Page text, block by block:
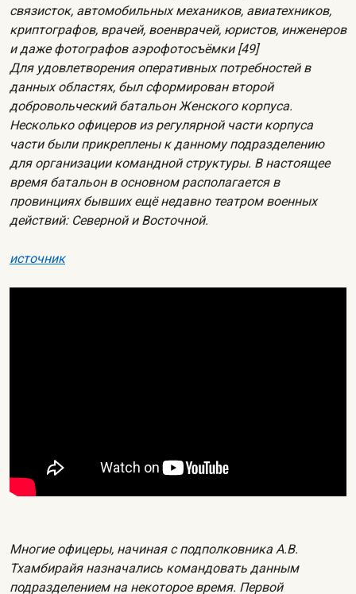
связисток, автомобильных механиков, авиатехников,
криптографов, врачей, военврачей, юристов, инженеров
и даже фотографов аэрофотосъёмки [49]
Для удовлетворения оперативных потребностей в
данных областях, был сформирован второй
добровольческий батальон Женского корпуса.
Несколько офицеров из регулярной части корпуса
части были прикреплены к данному подразделению
для организации командной структуры. В настоящее
время батальон в основном располагается в
провинциях бывших ещё недавно театром военных
действий: Северной и Восточной.
источник
Многие офицеры, начиная с подполковника А.В.
Тхамбирайя назначались командовать данным
подразделением на некоторое время. Первой